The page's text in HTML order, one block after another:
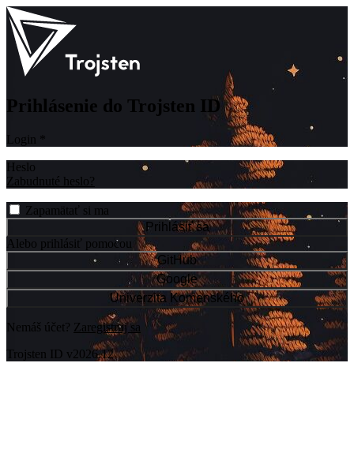
Prihlásenie do Trojsten ID
Login
Heslo
Zabudnuté heslo?
Zapamätať si ma
Prihlásiť sa
Alebo prihlásiť pomocou
GitHub
Google
Univerzita Komenského
Nemáš účet? Zaregistruj sa
Trojsten ID v2026.12